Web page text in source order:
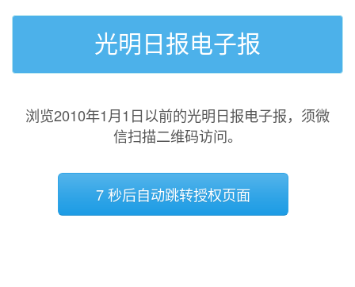
光明日报电子报
浏览2010年1月1日以前的光明日报电子报，须微
信扫描二维码访问。
7 秒后自动跳转授权页面